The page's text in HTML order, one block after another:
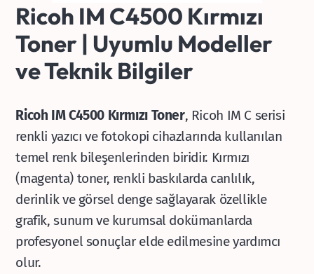
Ricoh IM C4500 Kırmızı
Toner | Uyumlu Modeller
ve Teknik Bilgiler
Ricoh IM C4500 Kırmızı Toner, Ricoh IM C serisi
renkli yazıcı ve fotokopi cihazlarında kullanılan
temel renk bileşenlerinden biridir. Kırmızı
(magenta) toner, renkli baskılarda canlılık,
derinlik ve görsel denge sağlayarak özellikle
grafik, sunum ve kurumsal dokümanlarda
profesyonel sonuçlar elde edilmesine yardımcı
olur.